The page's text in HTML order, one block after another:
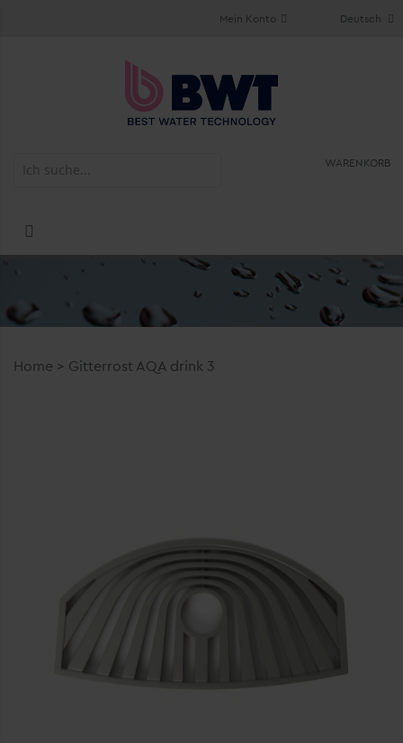
Deutsch
Mein Konto
WARENKORB
Home > Gitterrost AQA drink 3